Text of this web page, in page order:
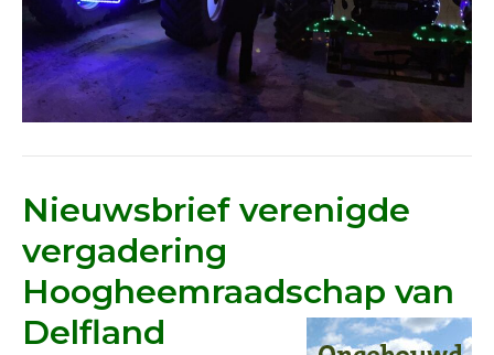
Nieuwsbrief verenigde
vergadering
Hoogheemraadschap van
Delfland